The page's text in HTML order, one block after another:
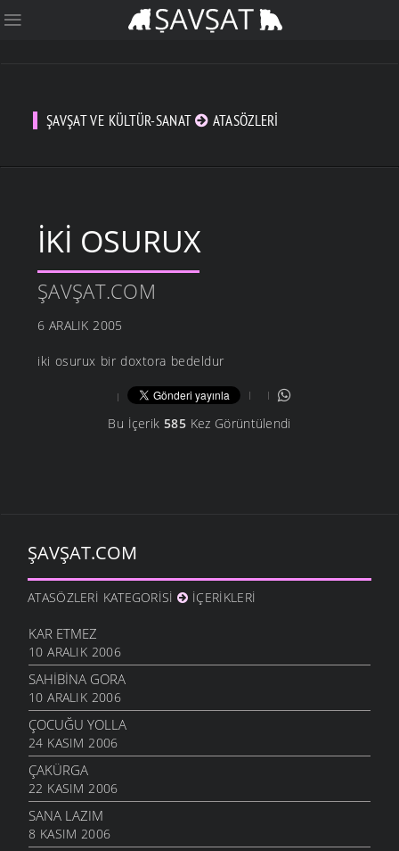
ŞAVŞAT VE KÜLTÜR-SANAT ATASÖZLERI
IKI OSURUX
ŞAVŞAT.COM
6 ARALIK 2005
iki osurux bir doxtora bedeldur
Bu İçerik 585Kez Görüntülendi
ŞAVŞAT.COM
ATASÖZLERI KATEGORISI İÇERIKLERI
KAR ETMEZ
10 ARALIK 2006
SAHIBINA GORA
10 ARALIK 2006
ÇOCUĞU YOLLA
24 KASIM 2006
ÇAKÜRGA
22 KASIM 2006
SANA LAZIM
8 KASIM 2006